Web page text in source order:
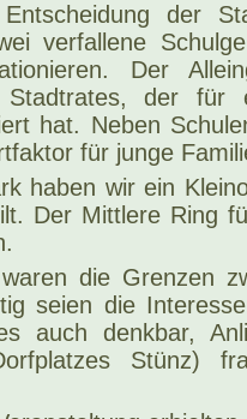
der
verfallene
Der
Stadtrates, der für
hat. Neben
für junge
haben wir ein
Der Mittlere Ring
die Grenzen
seien die
auch denkbar,
Stünz)